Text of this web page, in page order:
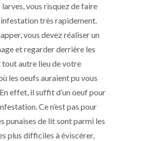
vous risquez de faire
infestation très rapidement.
vous devez réaliser un
et regarder derrière les
tout autre lieu de votre
les oeufs auraient pu vous
effet, il suffit d’un oeuf pour
Ce n’est pas pour
punaises de lit sont parmi les
plus difficiles à éviscérer,